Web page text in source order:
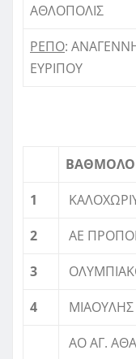
ΑΘΛΟΠΟΛΙΣ
ΡΕΠΟ:
ΕΥΡΙΠΟΥ
1
2
ΑΕ
3
4
ΑΟ ΑΓ.